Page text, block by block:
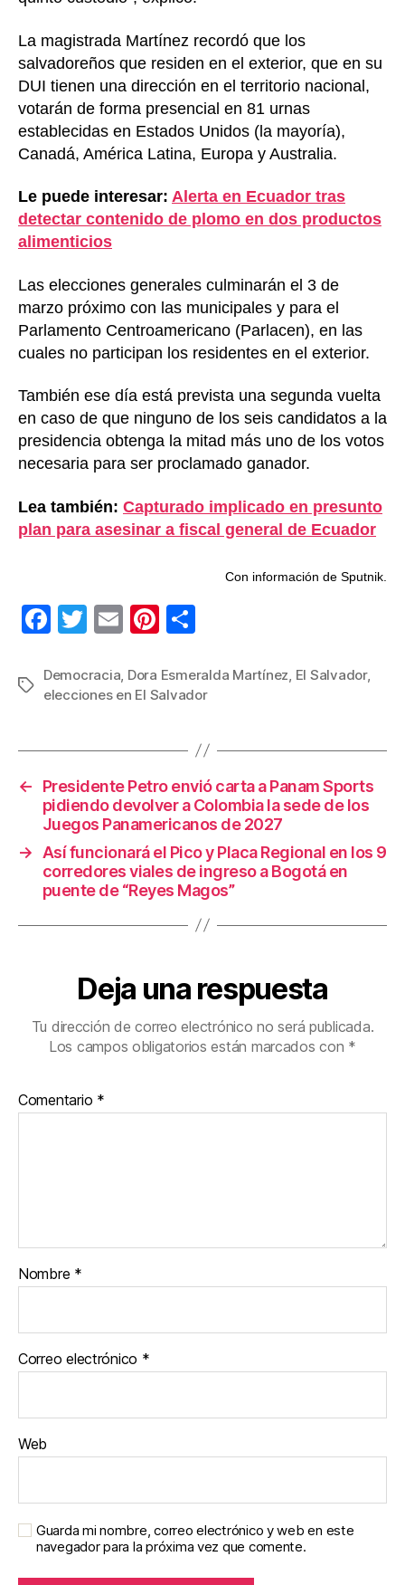
La magistrada Martínez recordó que los
salvadoreños que residen en el exterior, que en su
DUI tienen una dirección en el territorio nacional,
votarán de forma presencial en 81 urnas
establecidas en Estados Unidos (la mayoría),
Canadá, América Latina, Europa y Australia.
Le puede interesar: Alerta en Ecuador tras
detectar contenido de plomo en dos productos
alimenticios
Las elecciones generales culminarán el 3 de
marzo próximo con las municipales y para el
Parlamento Centroamericano (Parlacen), en las
cuales no participan los residentes en el exterior.
También ese día está prevista una segunda vuelta
en caso de que ninguno de los seis candidatos a la
presidencia obtenga la mitad más uno de los votos
necesaria para ser proclamado ganador.
Lea también: Capturado implicado en presunto
plan para asesinar a fiscal general de Ecuador
Con información de Sputnik.
F
c
e
o
k
T
tt
er
E
ail
Pi
er
e
m
p
ar
tir
Etiquetas
Democracia Dora Esmeralda Martínez El Salvador,
elecciones en El Salvador
←
Presidente Petro envió carta a Panam Sports
pidiendo devolver a Colombia la sede de los
Juegos Panamericanos de 2027
→
Así funcionará el Pico y Placa Regional en los 9
corredores viales de ingreso a Bogotá en
puente de “Reyes Magos”
Deja una respuesta
Tu dirección de correo electrónico no será publicada.
Los campos obligatorios están marcados con *
Comentario *
Nombre *
Correo electrónico *
Web
Guarda mi nombre, correo electrónico y web en este
navegador para la próxima vez que comente.